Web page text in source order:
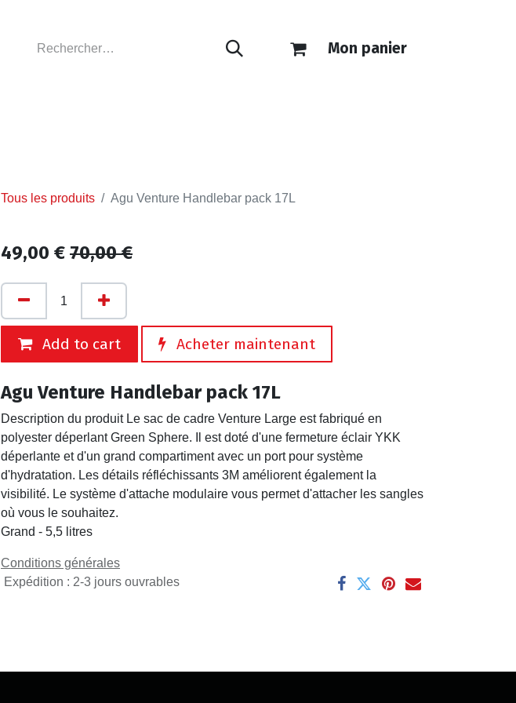
Mon panier
Tous les produits Agu Venture Handlebar pack 17L
49,00 € 70,00€
Add to cart Acheter maintenant
Agu Venture Handlebar pack 17L
Description du produit Le sac de cadre Venture Large est fabriqué en
polyester déperlant Green Sphere. Il est doté d'une fermeture éclair YKK
déperlante et d'un grand compartiment avec un port pour système
d'hydratation. Les détails réfléchissants 3M améliorent également la
visibilité. Le système d'attache modulaire vous permet d'attacher les sangles
où vous le souhaitez.
Grand - 5,5 litres
Conditions générales
Expédition : 2-3 jours ouvrables